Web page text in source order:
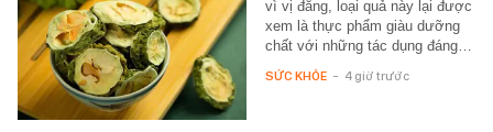
vì vị đắng, loại quả này lại được
xem là thực phẩm giàu dưỡng
chất với những tác dụng đáng…
SỨC KHỎE - 4 giờ trước